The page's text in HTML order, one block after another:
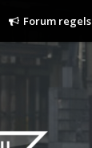
Forum regels